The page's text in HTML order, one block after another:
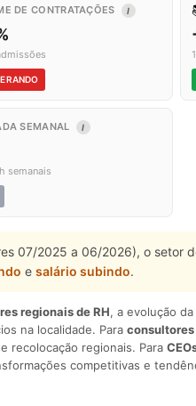
DE CONTRATAÇÕES I
SEMANAL I
semanais
07/2025 a 06/2026), o setor
e salário subindo.
regionais de RH, a evolução
na localidade. Para consultores
recolocação regionais. Para
competitivas e